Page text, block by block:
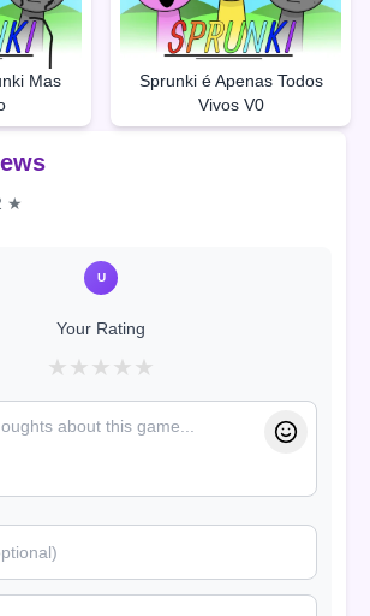
Mas
Sprunki é Apenas Todos
Vivos V0
★
U
Your Rating
★ ★ ★ ★ ★